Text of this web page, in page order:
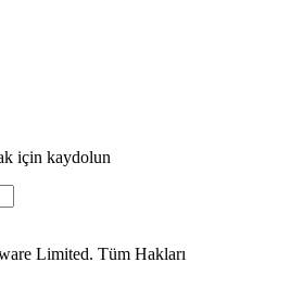
için kaydolun
Limited. Tüm Hakları